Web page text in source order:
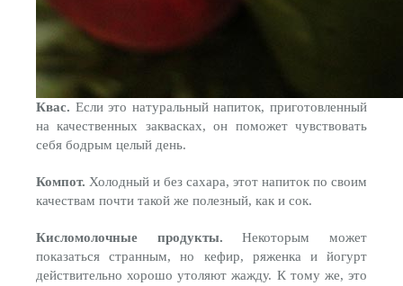
Квас. Если это натуральный напиток, приготовленный
на качественных заквасках, он поможет чувствовать
себя бодрым целый день.
Компот. Холодный и без сахара, этот напиток по своим
качествам почти такой же полезный, как и сок.
Кисломолочные продукты. Некоторым может
показаться странным, но кефир, ряженка и йогурт
действительно хорошо утоляют жажду. К тому же, это